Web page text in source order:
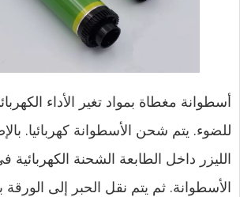
أسطوانة مغطاة بمواد تغير الأداء
للضوء. يتم شحن الأسطوانة كهربائيا.
الليزر داخل الطابعة الشحنة الكهربائية
الأسطوانة. ثم يتم نقل الحبر إلى